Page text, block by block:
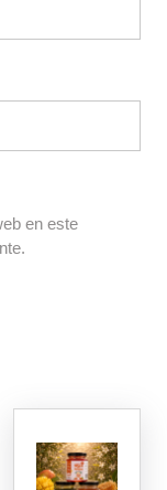
en este